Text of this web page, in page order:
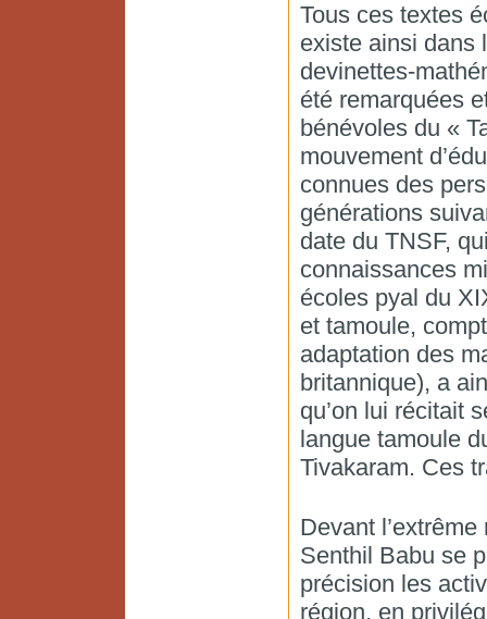
Tous ces textes
existe ainsi dans
devinettes-
été remarquées
bénévoles du «
mouvement
connues des
générations
date du TNSF,
connaissances
écoles pyal du
et tamoule,
adaptation des
britannique), a
qu’on lui récitait
langue tamoule
Tivakaram. Ces
Devant
Senthil Babu se
précision les
région, en